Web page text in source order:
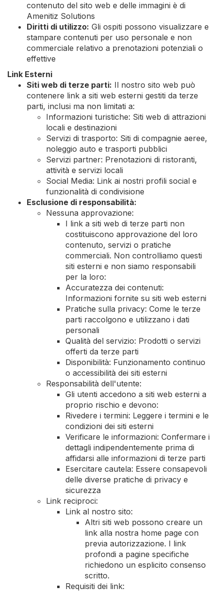
contenuto del sito web e delle immagini è di
Amenitiz Solutions
Diritti di utilizzo: Gli ospiti possono visualizzare e
stampare contenuti per uso personale e non
commerciale relativo a prenotazioni potenziali o
effettive
Link Esterni
Siti web di terze parti: Il nostro sito web può
contenere link a siti web esterni gestiti da terze
parti, inclusi ma non limitati a:
Informazioni turistiche: Siti web di attrazioni
locali e destinazioni
Servizi di trasporto: Siti di compagnie aeree,
noleggio auto e trasporti pubblici
Servizi partner: Prenotazioni di ristoranti,
attività e servizi locali
Social Media: Link ai nostri profili social e
funzionalità di condivisione
Esclusione di responsabilità:
Nessuna approvazione:
I link a siti web di terze parti non
costituiscono approvazione del loro
contenuto, servizi o pratiche
commerciali. Non controlliamo questi
siti esterni e non siamo responsabili
per la loro:
Accuratezza dei contenuti:
Informazioni fornite su siti web esterni
Pratiche sulla privacy: Come le terze
parti raccolgono e utilizzano i dati
personali
Qualità del servizio: Prodotti o servizi
offerti da terze parti
Disponibilità: Funzionamento continuo
o accessibilità dei siti esterni
Responsabilità dell'utente:
Gli utenti accedono a siti web esterni a
proprio rischio e devono:
Rivedere i termini: Leggere i termini e le
condizioni dei siti esterni
Verificare le informazioni: Confermare i
dettagli indipendentemente prima di
affidarsi alle informazioni di terze parti
Esercitare cautela: Essere consapevoli
delle diverse pratiche di privacy e
sicurezza
Link reciproci:
Link al nostro sito:
Altri siti web possono creare un
link alla nostra home page con
previa autorizzazione. I link
profondi a pagine specifiche
richiedono un esplicito consenso
scritto.
Requisiti dei link: